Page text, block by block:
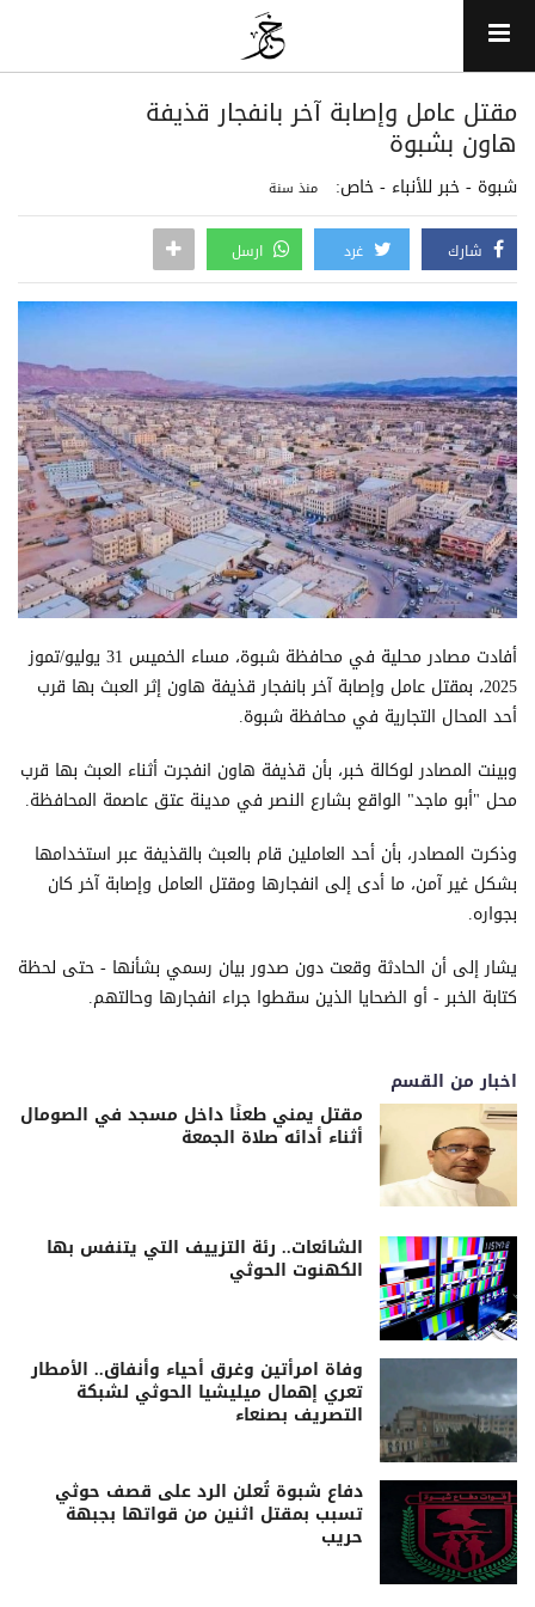
مقتل عامل وإصابة آخر بانفجار قذيفة
هاون بشبوة
شبوة - خبر للأنباء - خاص: منذ سنة
شارك غرد ارسل
أفادت مصادر محلية في محافظة شبوة، مساء الخميس 31 يوليو/تموز
2025، بمقتل عامل وإصابة آخر بانفجار قذيفة هاون إثر العبث بها قرب
أحد المحال التجارية في محافظة شبوة.
وبينت المصادر لوكالة خبر، بأن قذيفة هاون انفجرت أثناء العبث بها قرب
محل "أبو ماجد" الواقع بشارع النصر في مدينة عتق عاصمة المحافظة.
وذكرت المصادر، بأن أحد العاملين قام بالعبث بالقذيفة عبر استخدامها
بشكل غير آمن، ما أدى إلى انفجارها ومقتل العامل وإصابة آخر كان
بجواره.
يشار إلى أن الحادثة وقعت دون صدور بيان رسمي بشأنها - حتى لحظة
كتابة الخبر - أو الضحايا الذين سقطوا جراء انفجارها وحالتهم.
اخبار من القسم
مقتل يمني طعنًا داخل مسجد في الصومال
أثناء أدائه صلاة الجمعة
الشائعات.. رئة التزييف التي يتنفس بها
الكهنوت الحوثي
وفاة امرأتين وغرق أحياء وأنفاق.. الأمطار
تعري إهمال ميليشيا الحوثي لشبكة
التصريف بصنعاء
دفاع شبوة تُعلن الرد على قصف حوثي
تسبب بمقتل اثنين من قواتها بجبهة
حريب